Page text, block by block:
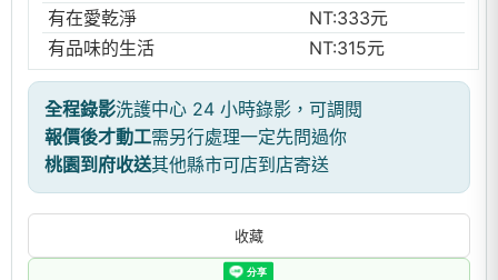
有在愛乾淨
NT:333元
有品味的生活
NT:315元
全程錄影洗護中心 24 小時錄影，可調閱
報價後才動工需另行處理一定先問過你
桃園到府收送其他縣市可店到店寄送
收藏